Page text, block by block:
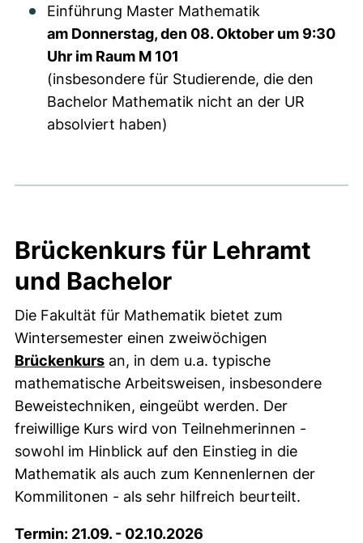
Einführung Master Mathematik
am Donnerstag, den 08. Oktober um 9:30
Uhr im Raum M 101
(insbesondere für Studierende, die den
Bachelor Mathematik nicht an der UR
absolviert haben)
Brückenkurs für Lehramt
und Bachelor
Die Fakultät für Mathematik bietet zum
Wintersemester einen zweiwöchigen
Brückenkurs an, in dem u.a. typische
mathematische Arbeitsweisen, insbesondere
Beweistechniken, eingeübt werden. Der
freiwillige Kurs wird von Teilnehmerinnen -
sowohl im Hinblick auf den Einstieg in die
Mathematik als auch zum Kennenlernen der
Kommilitonen - als sehr hilfreich beurteilt.
Termin: 21.09. - 02.10.2026